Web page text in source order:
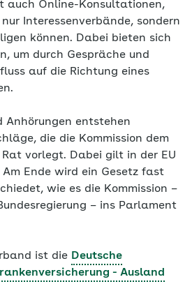
auch Online-Konsultationen,
Interessenverbände, sondern
können. Dabei bieten sich
um durch Gespräche und
auf die Richtung eines
Anhörungen entstehen
die die Kommission dem
vorlegt. Dabei gilt in der EU
Ende wird ein Gesetz fast
wie es die Kommission –
– ins Parlament
ist die Deutsche
- Ausland